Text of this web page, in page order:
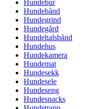
Hundebur
Hundebånd
Hundegrind
Hundegård
Hundehalsbånd
Hundehus
Hundekamera
Hundemat
Hundesekk
Hundesele
Hundeseng
Hundesnacks